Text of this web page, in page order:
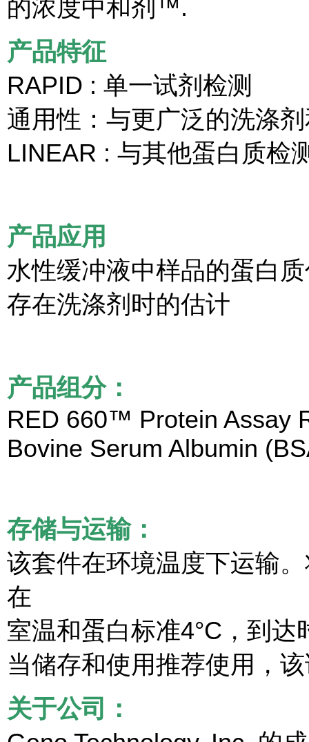
的浓度中和剂™.
产品特征
RAPID : 单一试剂检测
通用性：与更广泛的洗涤
LINEAR : 与其他蛋白质检
产品应用
水性缓冲液中样品的蛋白
存在洗涤剂时的估计
产品组分：
RED 660™ Protein Assay
Bovine Serum Albumin
存储与运输：
该套件在环境温度下运输
在
室温和蛋白标准4°C，到达
当储存和使用推荐使用，
关于公司：